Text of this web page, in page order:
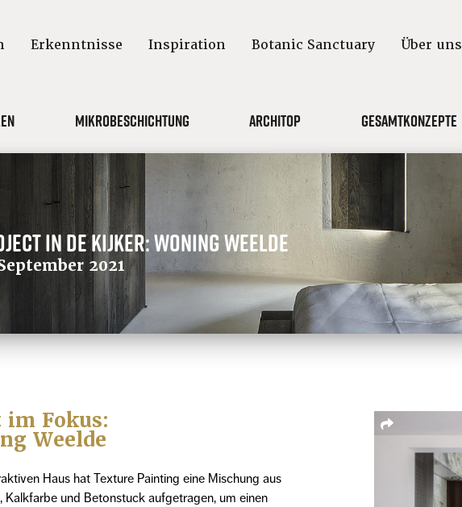
Erkenntnisse Inspiration Botanic Sanctuary Über uns
Mikrobeschichtung Architop Gesamtkonzepte
in de kijker: woning Weelde
2021
im Fokus:
Weelde
Haus hat Texture Painting eine Mischung aus
Kalkfarbe und Betonstuck aufgetragen, um einen